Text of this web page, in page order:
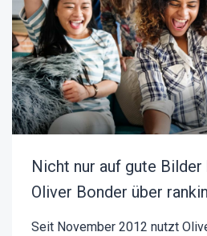
Nicht nur auf gute Bilder
Oliver Bonder über
Seit November 2012 nutzt